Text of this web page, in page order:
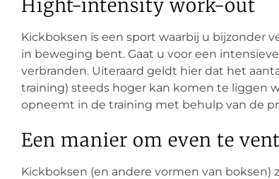
Hight-intensity work-out
Kickboksen is een sport waarbij u bijzonder
in beweging bent. Gaat u voor een
verbranden. Uiteraard geldt hier dat het
training) steeds hoger kan komen te liggen
opneemt in de training met behulp van de
Een manier om even te
Kickboksen (en andere vormen van